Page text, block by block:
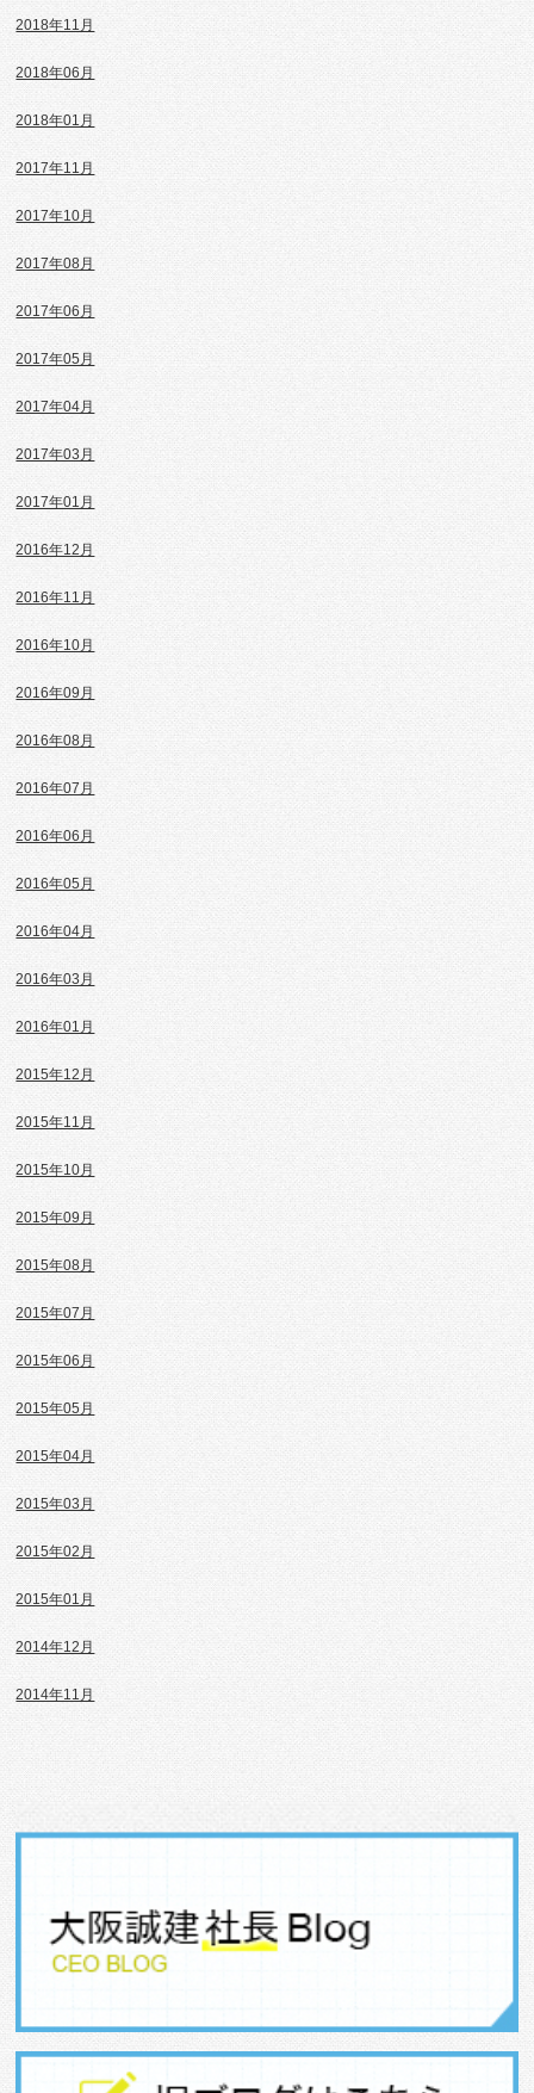
2018年11月
2018年06月
2018年01月
2017年11月
2017年10月
2017年08月
2017年06月
2017年05月
2017年04月
2017年03月
2017年01月
2016年12月
2016年11月
2016年10月
2016年09月
2016年08月
2016年07月
2016年06月
2016年05月
2016年04月
2016年03月
2016年01月
2015年12月
2015年11月
2015年10月
2015年09月
2015年08月
2015年07月
2015年06月
2015年05月
2015年04月
2015年03月
2015年02月
2015年01月
2014年12月
2014年11月